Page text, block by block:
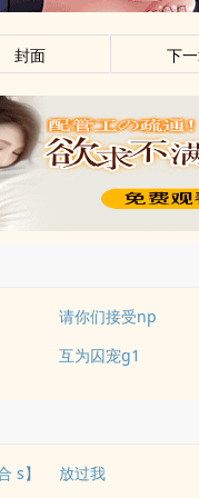
封面 下
请你们接受np
互为囚宠g1
s】 放过我